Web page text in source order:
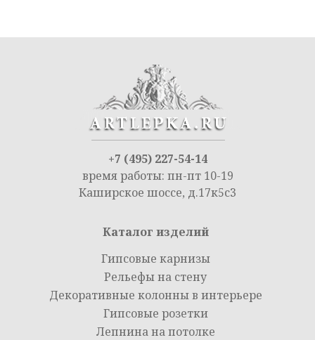
+7 (495) 227-54-14
время работы: пн-пт 10-19
Каширское шоссе, д.17к5с3
Каталог изделий
Гипсовые карнизы
Рельефы на стену
Декоративные колонны в интерьере
Гипсовые розетки
Лепнина на потолке